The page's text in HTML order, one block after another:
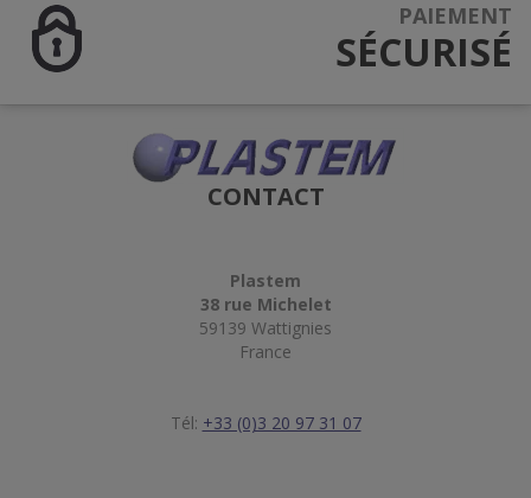
PAIEMENT
SÉCURISÉ
CONTACT
Plastem
38 rue Michelet
59139 Wattignies
France
Tél: +33 (0)3 20 97 31 07